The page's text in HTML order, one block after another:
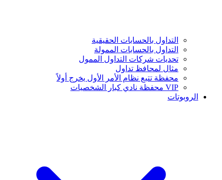
التداول بالحسابات الحقيقية
التداول بالحسابات الممولة
تحديات شركات التداول الممول
مثال لمحافظ تداول
محفظة تتبع نظام الأمر الأول يخرج أولاً
VIP محفظة نادي كبار الشخصيات
الروبوتات